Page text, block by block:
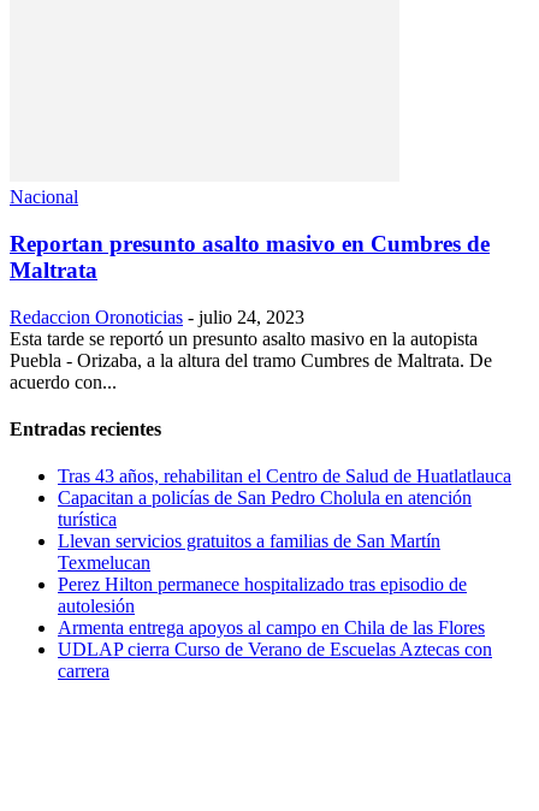
Nacional
Reportan presunto asalto masivo en Cumbres de
Maltrata
Redaccion Oronoticias - julio 24, 2023
Esta tarde se reportó un presunto asalto masivo en la autopista
Puebla - Orizaba, a la altura del tramo Cumbres de Maltrata. De
acuerdo con...
Entradas recientes
Tras 43 años, rehabilitan el Centro de Salud de Huatlatlauca
Capacitan a policías de San Pedro Cholula en atención
turística
Llevan servicios gratuitos a familias de San Martín
Texmelucan
Perez Hilton permanece hospitalizado tras episodio de
autolesión
Armenta entrega apoyos al campo en Chila de las Flores
UDLAP cierra Curso de Verano de Escuelas Aztecas con
carrera